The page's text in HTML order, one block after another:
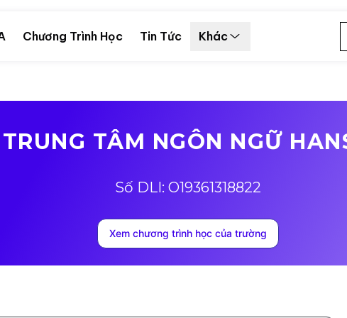
Chương Trình Học Tin Tức Khác
TRUNG TÂM NGÔN NGỮ
Số DLI: O19361318822
Xem chương trình học của trường